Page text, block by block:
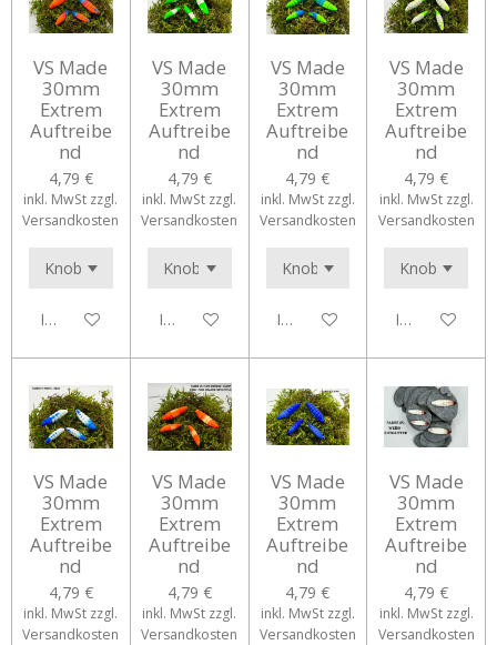
VS Made
30mm
Extrem
Auftreibe
nd
4,79 €
inkl. MwSt zzgl.
Versandkosten
In den Warenkorb
VS Made
30mm
Extrem
Auftreibe
nd
4,79 €
inkl. MwSt zzgl.
Versandkosten
In den Warenkorb
VS Made
30mm
Extrem
Auftreibe
nd
4,79 €
inkl. MwSt zzgl.
Versandkosten
In den Warenkorb
VS Made
30mm
Extrem
Auftreibe
nd
4,79 €
inkl. MwSt zzgl.
Versandkosten
In den
VS Made
30mm
Extrem
Auftreibe
nd
4,79 €
inkl. MwSt zzgl.
Versandkosten
VS Made
30mm
Extrem
Auftreibe
nd
4,79 €
inkl. MwSt zzgl.
Versandkosten
VS Made
30mm
Extrem
Auftreibe
nd
4,79 €
inkl. MwSt zzgl.
Versandkosten
VS Made
30mm
Extrem
Auftreibe
nd
4,79 €
inkl. MwSt zzgl.
Versandkosten